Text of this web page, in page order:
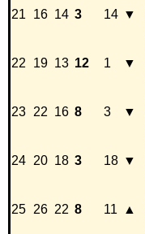
21 16 14 3 14 ▼
22 19 13 12 1 ▼
23 22 16 8 3 ▼
24 20 18 3 18 ▼
25 26 22 8 11 ▲